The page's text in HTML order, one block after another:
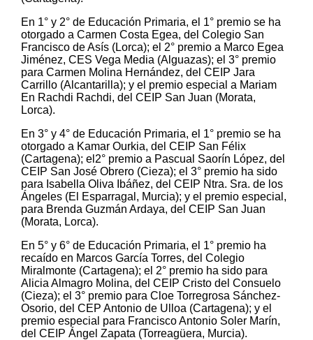
En 1° y 2° de Educación Primaria, el 1° premio se ha
otorgado a Carmen Costa Egea, del Colegio San
Francisco de Asís (Lorca); el 2° premio a Marco Egea
Jiménez, CES Vega Media (Alguazas); el 3° premio
para Carmen Molina Hernández, del CEIP Jara
Carrillo (Alcantarilla); y el premio especial a Mariam
En Rachdi Rachdi, del CEIP San Juan (Morata,
Lorca).
En 3° y 4° de Educación Primaria, el 1° premio se ha
otorgado a Kamar Ourkia, del CEIP San Félix
(Cartagena); el2° premio a Pascual Saorín López, del
CEIP San José Obrero (Cieza); el 3° premio ha sido
para Isabella Oliva Ibáñez, del CEIP Ntra. Sra. de los
Ángeles (El Esparragal, Murcia); y el premio especial,
para Brenda Guzmán Ardaya, del CEIP San Juan
(Morata, Lorca).
En 5° y 6° de Educación Primaria, el 1° premio ha
recaído en Marcos García Torres, del Colegio
Miralmonte (Cartagena); el 2° premio ha sido para
Alicia Almagro Molina, del CEIP Cristo del Consuelo
(Cieza); el 3° premio para Cloe Torregrosa Sánchez-
Osorio, del CEP Antonio de Ulloa (Cartagena); y el
premio especial para Francisco Antonio Soler Marín,
del CEIP Ángel Zapata (Torreagüera, Murcia).